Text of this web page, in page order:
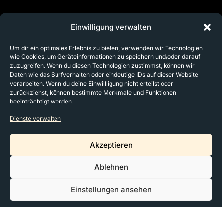
Einwilligung verwalten
Um dir ein optimales Erlebnis zu bieten, verwenden wir Technologien
wie Cookies, um Geräteinformationen zu speichern und/oder darauf
zuzugreifen. Wenn du diesen Technologien zustimmst, können wir
Daten wie das Surfverhalten oder eindeutige IDs auf dieser Website
verarbeiten. Wenn du deine Einwillligung nicht erteilst oder
zurückziehst, können bestimmte Merkmale und Funktionen
beeinträchtigt werden.
Dienste verwalten
Akzeptieren
Ablehnen
Einstellungen ansehen
CONTACT
Meet Us In Person!
Data Privacy
MyBeautyCreator 2026, All Rights Reserved